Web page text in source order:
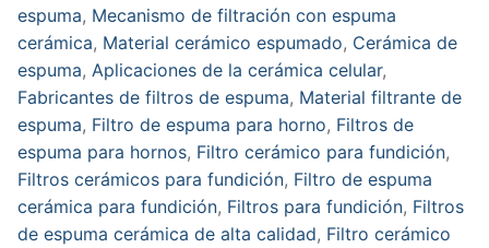
espuma, Mecanismo de filtración con espuma
cerámica, Material cerámico espumado, Cerámica de
espuma, Aplicaciones de la cerámica celular,
Fabricantes de filtros de espuma, Material filtrante de
espuma, Filtro de espuma para horno, Filtros de
espuma para hornos, Filtro cerámico para fundición,
Filtros cerámicos para fundición, Filtro de espuma
cerámica para fundición, Filtros para fundición, Filtros
de espuma cerámica de alta calidad, Filtro cerámico